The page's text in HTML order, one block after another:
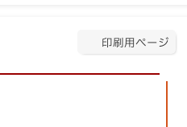
印刷用ページ